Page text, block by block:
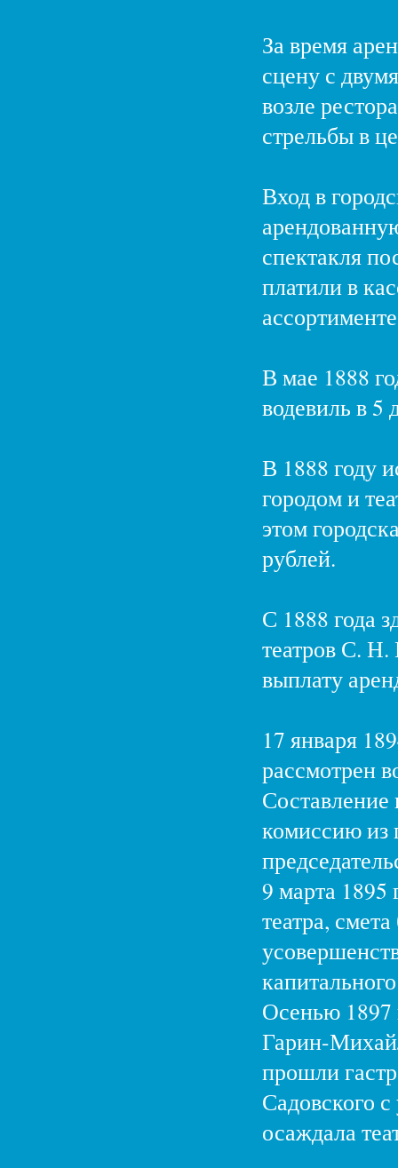
За время
сцену с
возле
стрельбы в
Вход в
спектакля
платили в
В мае 1888
водевиль в
В 1888 году
городом и
этом
рублей.
С 1888 года
театров С. Н.
выплату
17 января
рассмотрен
Составление
комиссию из
9 марта 1895
театра,
Осенью 1897
Гарин-
прошли
Садовского
осаждала